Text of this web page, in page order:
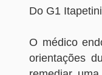
Do G1
O médico
orientações